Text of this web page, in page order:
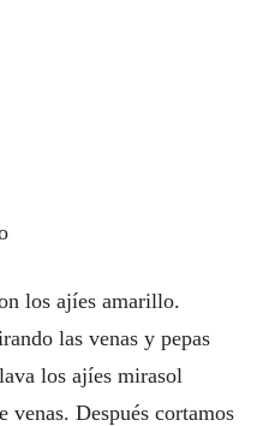
los ajíes amarillo.
las venas y pepas
los ajíes mirasol
venas. Después cortamos